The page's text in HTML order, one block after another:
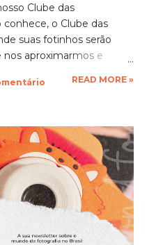
Clube das
conhece, o Clube das
suas fotinhos serão
aproximarmos e
o nosso e-mail
um pouquinho sobre
Ficarei muito feliz de
obras de arte, ein?!
READ MORE »